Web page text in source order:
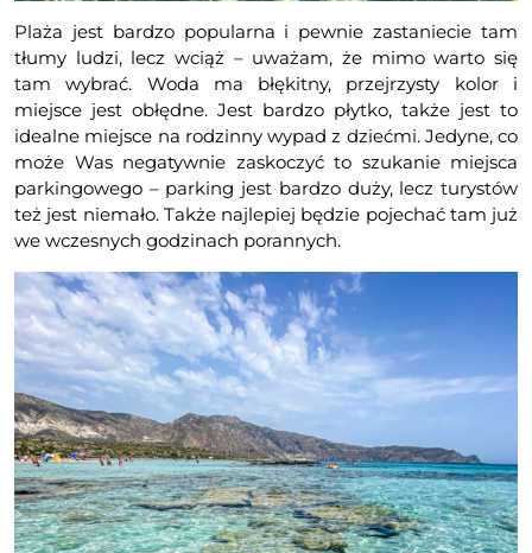
Plaża jest bardzo popularna i pewnie zastaniecie tam
tłumy ludzi, lecz wciąż – uważam, że mimo warto się
tam wybrać. Woda ma błękitny, przejrzysty kolor i
miejsce jest obłędne. Jest bardzo płytko, także jest to
idealne miejsce na rodzinny wypad z dziećmi. Jedyne, co
może Was negatywnie zaskoczyć to szukanie miejsca
parkingowego – parking jest bardzo duży, lecz turystów
też jest niemało. Także najlepiej będzie pojechać tam już
we wczesnych godzinach porannych.